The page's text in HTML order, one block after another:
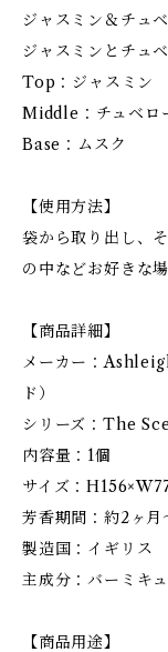
ジャスミン＆チュ
ジャスミンとチュ
Top：ジャスミン
Middle：チュベロ
Base：ムスク
【使用方法】
袋から取り出し、
の中などお好きな
【商品詳細】
メーカー：
ド）
シリーズ：The
内容量：1個
サイズ：
芳香期間：約2ヶ月
製造国：イギリス
主成分：バーミキ
【商品用途】